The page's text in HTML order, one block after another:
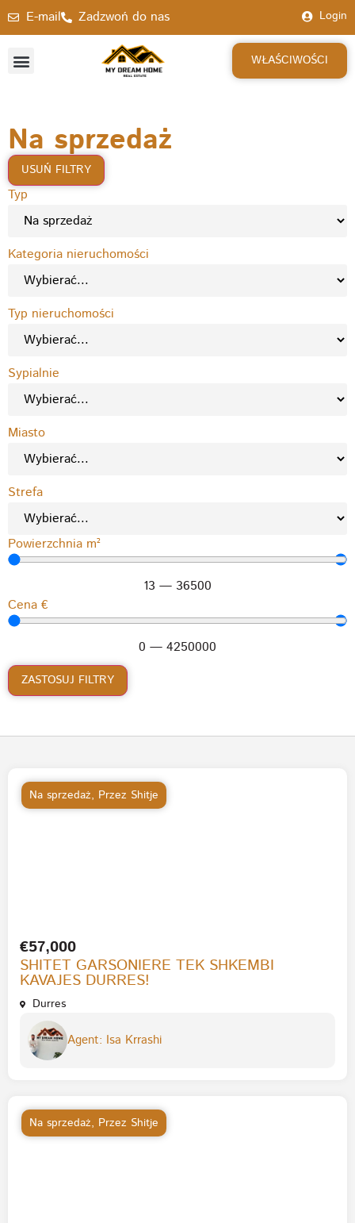
E-mail Zadzwoń do nas Login
WŁAŚCIWOŚCI
Na sprzedaż
USUŃ FILTRY
Typ
Miasto
Typ nieruchomości
Sypialnie
Kategoria nieruchomości
Strefa
Powierzchnia m²
13 — 36500
Cena €
0 — 4250000
ZASTOSUJ FILTRY
Na sprzedaż, Przez Shitje
€57,000
SHITET GARSONIERE TEK SHKEMBI
KAVAJES DURRES!
Durres
Agent: Isa Krrashi
Na sprzedaż, Przez Shitje